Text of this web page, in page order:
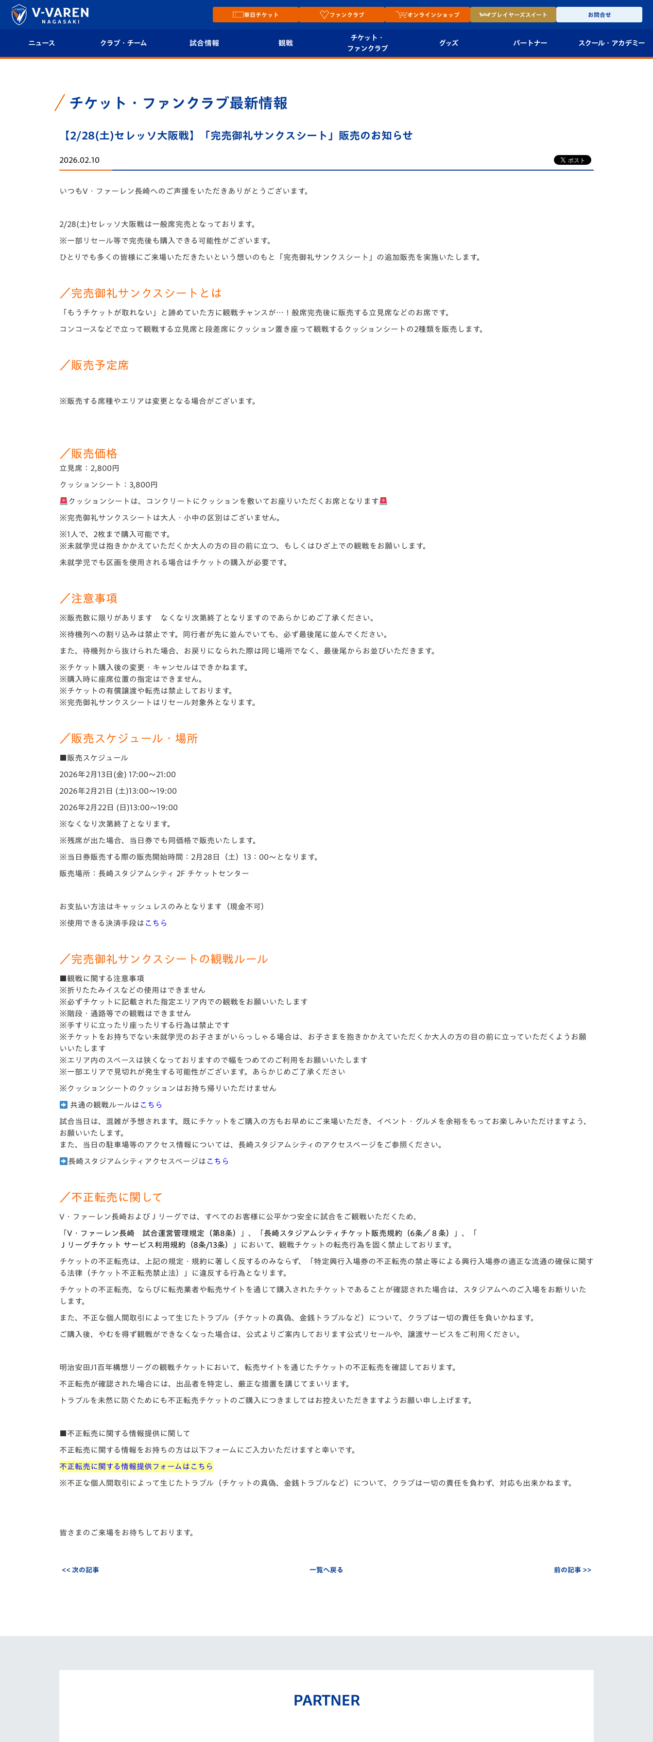
単日チケット ファンクラブ オンラインショップ プレイヤーズスイート お問合せ
ニュース クラブ・チーム
エンブレム紹介
選手プロフィール
スタッフプロフィール
チームスケジュール
平和祈念活動
試合情報
フォトギャラリー
スタジアムグルメ
観戦
ド
Revive Team
ヴィヴィくんの長崎
V-EXPRESS（ユニフ
チケット・
ファンクラブ
グッズ パートナー スクール・ アカデミー
スクール
チケット・ファンクラブ最新情報
【2/28(土)セレッソ大阪戦】「完売御礼サンクスシート」販売のお知らせ
2026.02.10
いつもV・ファーレン長崎へのご声援をいただきありがとうございます。
2/28(土)セレッソ大阪戦は一般席完売となっております。
※一部リセール等で完売後も購入できる可能性がございます。
ひとりでも多くの皆様にご来場いただきたいという想いのもと「完売御礼サンクスシート」の追加販売を実施いたします。
／完売御礼サンクスシートとは
「もうチケットが取れない」と諦めていた方に観戦チャンスが…！般席完売後に販売する立見席などのお席です。
コンコースなどで立って観戦する立見席と段差席にクッション置き座って観戦するクッションシートの2種類を販売します。
／販売予定席
※販売する席種やエリアは変更となる場合がございます。
／販売価格
立見席：2,800円
クッションシート：3,800円
クッションシートは、コンクリートにクッションを敷いてお座りいただくお席となります
※完売御礼サンクスシートは大人・小中の区別はございません。
※1人で、2枚まで購入可能です。
※未就学児は抱きかかえていただくか大人の方の目の前に立つ、もしくはひざ上での観戦をお願いします。
未就学児でも区画を使用される場合はチケットの購入が必要です。
／注意事項
※販売数に限りがあります なくなり次第終了となりますのであらかじめご了承ください。
※待機列への割り込みは禁止です。同行者が先に並んでいても、必ず最後尾に並んでください。
また、待機列から抜けられた場合、お戻りになられた際は同じ場所でなく、最後尾からお並びいただきます。
※チケット購入後の変更・キャンセルはできかねます。
※購入時に座席位置の指定はできません。
※チケットの有償譲渡や転売は禁止しております。
※完売御礼サンクスシートはリセール対象外となります。
／販売スケジュール・場所
■販売スケジュール
2026年2月13日(金) 17:00～21:00
2026年2月21日 (土)13:00～19:00
2026年2月22日 (日)13:00～19:00
※なくなり次第終了となります。
※残席が出た場合、当日券でも同価格で販売いたします。
※当日券販売する際の販売開始時間：2月28日（土）13：00～となります。
販売場所：長崎スタジアムシティ 2F チケットセンター
お支払い方法はキャッシュレスのみとなります（現金不可）
※使用できる決済手段は こちら
／完売御礼サンクスシートの観戦ルール
■観戦に関する注意事項
※折りたたみイスなどの使用はできません
※必ずチケットに記載された指定エリア内での観戦をお願いいたします
※階段・通路等での観戦はできません
※手すりに立ったり座ったりする行為は禁止です
※チケットをお持ちでない未就学児のお子さまがいらっしゃる場合は、お子さまを抱きかかえていただくか大人の方の目の前に立っていただくようお願
いいたします
※エリア内のスペースは狭くなっておりますので幅をつめてのご利用をお願いいたします
※一部エリアで見切れが発生する可能性がございます。あらかじめご了承ください
※クッションシートのクッションはお持ち帰りいただけません
共通の観戦ルールは こちら
試合当日は、混雑が予想されます。既にチケットをご購入の方もお早めにご来場いただき、イベント・グルメを余裕をもってお楽しみいただけますよう、
お願いいたします。
また、当日の駐車場等のアクセス情報については、長崎スタジアムシティのアクセスページをご参照ください。
長崎スタジアムシティアクセスページは こちら
／不正転売に関して
V・ファーレン長崎およびＪリーグでは、すべてのお客様に公平かつ安全に試合をご観戦いただくため、
V・ファーレン長崎 試合運営管理規定（第8条） 」、「 長崎スタジアムシティチケ ット販売規約（6条／８条）
」、「
Ｊリーグチケット サービス利用規約（8条/13条）
」において、観戦チケットの転売行為を固く禁止しております。
チケットの不正転売は、上記の規定・規約に著しく反するのみならず、「特定興行入場券の不正転売の禁止等による興行入場券の適正な流通の確保に関す
る法律（チケット不正転売禁止法）」に違反する行為となります。
チケットの不正転売、ならびに転売業者や転売サイトを通じて購入されたチケットであることが確認された場合は、スタジアムへのご入場をお断りいた
します。
また、不正な個人間取引によって生じたトラブル（チケットの真偽、金銭トラブルなど）について、クラブは一切の責任を負いかねます。
ご購入後、やむを得ず観戦ができなくなった場合は、公式よりご案内しております公式リセールや、譲渡サービスをご利用ください。
明治安田J1百年構想リーグの観戦チケットにおいて、転売サイトを通じたチケットの不正転売を確認しております。
不正転売が確認された場合には、出品者を特定し、厳正な措置を講じてまいります。
トラブルを未然に防ぐためにも不正転売チケットのご購入につきましてはお控えいただきますようお願い申し上げます。
■不正転売に関する情報提供に関して
不正転売に関する情報をお持ちの方は以下フォームにご入力いただけますと幸いです。
不正転売に関する情報提供フォームはこちら
※不正な個人間取引によって生じたトラブル（チケットの真偽、金銭トラブルなど）について、クラブは一切の責任を負わず、対応も出来かねます。
皆さまのご来場をお待ちしております。
<< 次の記事 一覧へ戻る 前の記事 >>
PARTNER